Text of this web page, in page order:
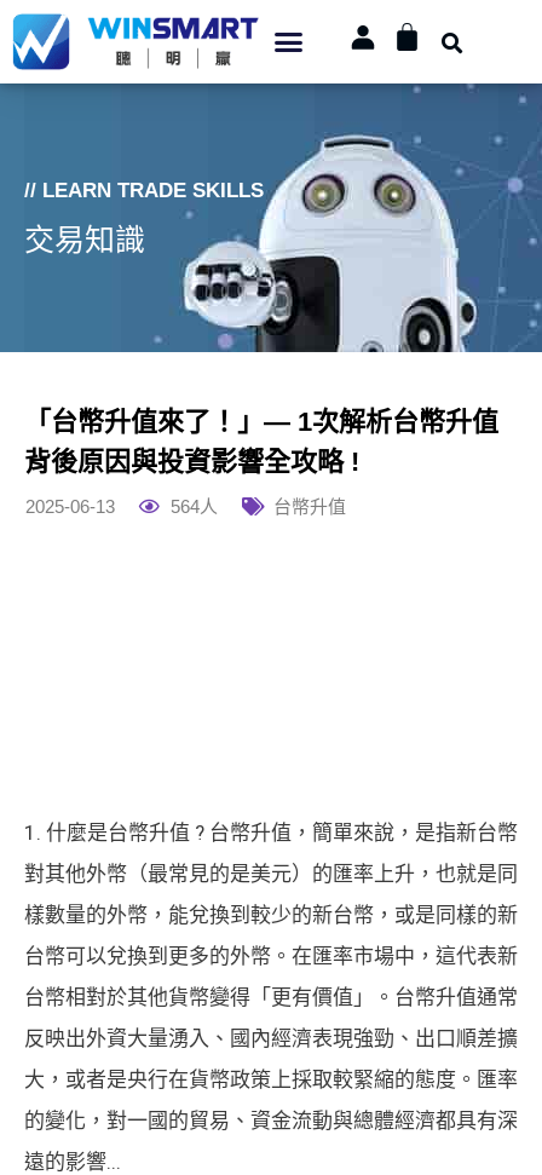
// LEARN TRADE SKILLS
交易知識
「台幣升值來了！」— 1次解析台幣升值
背後原因與投資影響全攻略 !
2025-06-13 564人 台幣升值
1. 什麼是台幣升值 ? 台幣升值，簡單來說，是指新台幣
對其他外幣（最常見的是美元）的匯率上升，也就是同
樣數量的外幣，能兌換到較少的新台幣，或是同樣的新
台幣可以兌換到更多的外幣。在匯率市場中，這代表新
台幣相對於其他貨幣變得「更有價值」。台幣升值通常
反映出外資大量湧入、國內經濟表現強勁、出口順差擴
大，或者是央行在貨幣政策上採取較緊縮的態度。匯率
的變化，對一國的貿易、資金流動與總體經濟都具有深
遠的影響...